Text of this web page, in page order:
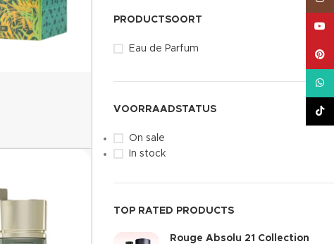
PRODUCTSOORT
Eau de Parfum 25
VOORRAADSTATUS
On sale
In stock
TOP RATED PRODUCTS
Rouge Absolu 21 Collection